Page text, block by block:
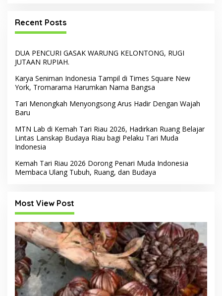
Recent Posts
DUA PENCURI GASAK WARUNG KELONTONG, RUGI
JUTAAN RUPIAH.
Karya Seniman Indonesia Tampil di Times Square New
York, Tromarama Harumkan Nama Bangsa
Tari Menongkah Menyongsong Arus Hadir Dengan Wajah
Baru
MTN Lab di Kemah Tari Riau 2026, Hadirkan Ruang Belajar
Lintas Lanskap Budaya Riau bagi Pelaku Tari Muda
Indonesia
Kemah Tari Riau 2026 Dorong Penari Muda Indonesia
Membaca Ulang Tubuh, Ruang, dan Budaya
Most View Post